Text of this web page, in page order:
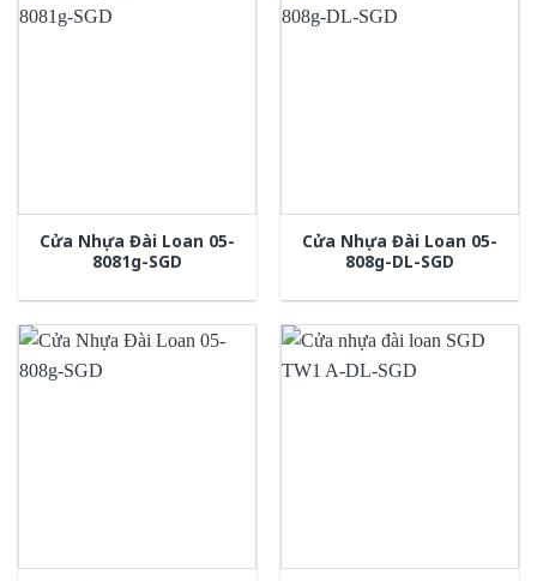
Cửa Nhựa Đài Loan 05-
8081g-SGD
Cửa Nhựa Đài Loan 05-
808g-DL-SGD